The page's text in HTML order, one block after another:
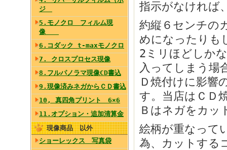
ジ
5.モノクロ フィルム現
像
6.コダック t-maxモノクロ
7. クロスプロセス現像
8.フルパノラマ現像CD書込
9.現像済みネガからＣＤ書込
10, 真四角プリント 6×6
11.オプション・追加清算金
現像商品 以外
ショーレックス 写真袋
指示がなければ
約縦６センチの
めになったりも
2ミリほどしか
入ってしまう場
Ｄ焼付けに影響
す。当店はＣＤ
Ｂはネガをカッ
絵柄が重なって
為、カットする